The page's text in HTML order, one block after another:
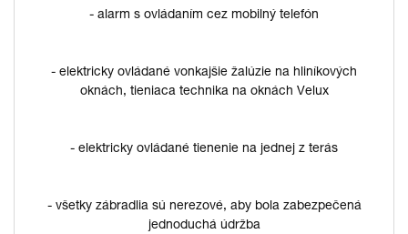
- alarm s ovládaním cez mobilný telefón
- elektricky ovládané vonkajšie žalúzie na hliníkových
oknách, tieniaca technika na oknách Velux
- elektricky ovládané tienenie na jednej z terás
- všetky zábradlia sú nerezové, aby bola zabezpečená
jednoduchá údržba